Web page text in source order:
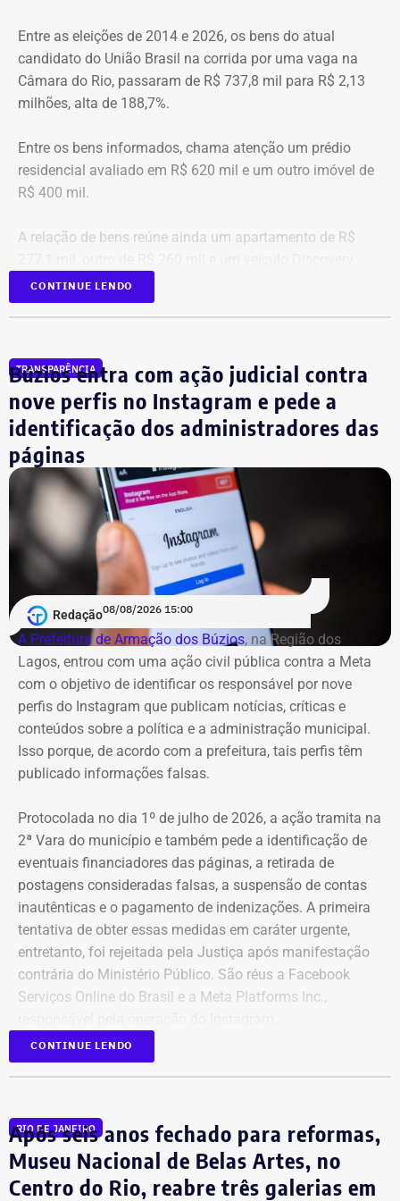
Entre as eleições de 2014 e 2026, os bens do atual
candidato do União Brasil na corrida por uma vaga na
Câmara do Rio, passaram de R$ 737,8 mil para R$ 2,13
milhões, alta de 188,7%.
Entre os bens informados, chama atenção um prédio
residencial avaliado em R$ 620 mil e um outro imóvel de
R$ 400 mil.
A relação de bens reúne ainda um apartamento de R$
D300, ano 2023, declarado por R$ 330 mil. Também
aparecem na lista cerca de R$ 177 mil em aplicações e
Na disputa de 2014, quando concorreu e foi eleito
deputado estadual pelo então PMDB, Rossi declarou
patrimônio total de R$ 737.861,00. Entre os bens estavam
CONTINUE LENDO
TRANSPARÊNCIA
Búzios entra com ação judicial contra
nove perfis no Instagram e pede a
identificação dos administradores das
páginas
Redação08/08/2026 15:00
A Prefeitura de Armação dos Búzios, na Região dos
Lagos, entrou com uma ação civil pública contra a Meta
com o objetivo de identificar os responsável por nove
perfis do Instagram que publicam notícias, críticas e
conteúdos sobre a política e a administração municipal.
Isso porque, de acordo com a prefeitura, tais perfis têm
publicado informações falsas.
Protocolada no dia 1º de julho de 2026, a ação tramita na
2ª Vara do município e também pede a identificação de
eventuais financiadores das páginas, a retirada de
postagens consideradas falsas, a suspensão de contas
inautênticas e o pagamento de indenizações. A primeira
tentativa de obter essas medidas em caráter urgente,
entretanto, foi rejeitada pela Justiça após manifestação
contrária do Ministério Público. São réus a Facebook
Serviços Online do Brasil e a Meta Platforms Inc.,
Os administradores dos perfis não foram incluídos no
tem como alvo informações relacionadas a nove contas.
São elas: @buziosinformacoes;
@politicanewsregiaodoslagos; @buziosnoticias;
CONTINUE LENDO
RIO DE JANEIRO
Após seis anos fechado para reformas,
Museu Nacional de Belas Artes, no
Centro do Rio, reabre três galerias em